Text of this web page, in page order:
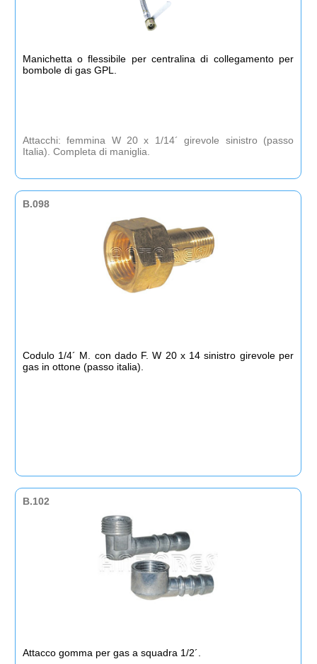
Manichetta o flessibile per centralina di collegamento per
bombole di gas GPL.
Attacchi: femmina W 20 x 1/14´ girevole sinistro (passo
Italia). Completa di maniglia.
B.098
Codulo 1/4´ M. con dado F. W 20 x 14 sinistro girevole per
gas in ottone (passo italia).
B.102
Attacco gomma per gas a squadra 1/2´.